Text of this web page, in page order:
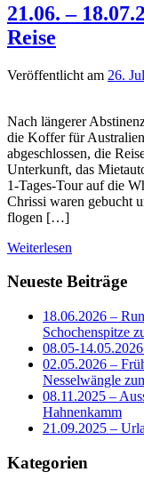
21.06. –
Reise
Veröffentlicht am 26.
Nach längerer
die Koffer für
abgeschlossen, die
Unterkunft, das
1-Tages-Tour auf die
Chrissi waren gebucht
flogen […]
Weiterlesen
Neueste Beiträge
18.06.2026 –
Schochenspitze
08.05-
02.05.2026 –
Nesselwängle
08.11.2025 –
Hahnenkamm
21.09.2025 –
Kategorien